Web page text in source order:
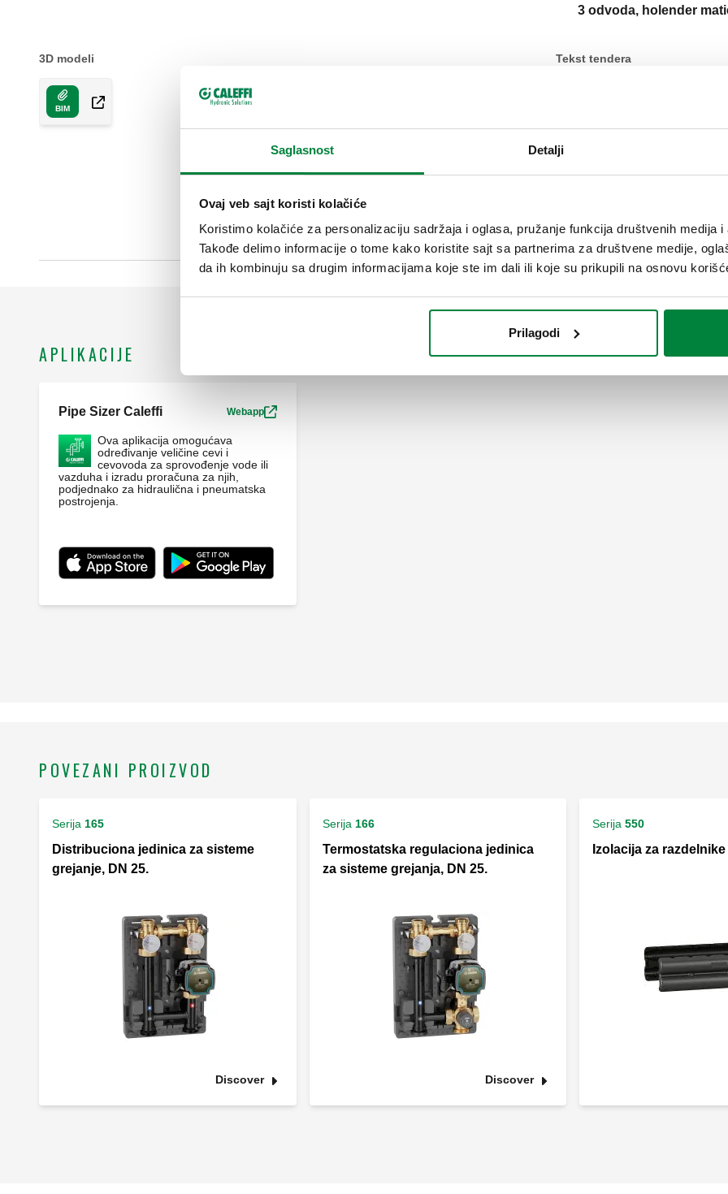
Saglasnost Detalji
Ovaj veb sajt koristi kolačiće
Koristimo kolačiće za personalizaciju sadržaja i oglasa, pružanje funkcija društvenih medija i
Takođe delimo informacije o tome kako koristite sajt sa partnerima za društvene medije,
da ih kombinuju sa drugim informacijama koje ste im dali ili koje su prikupili na osnovu
Prilagodi
3 odvoda, holender
3D modeli
BIM
Tekst tendera
CALEFFI, 550030.
priključak: G 1 1/2" A (ISO
odvoda, holender matica.
temperature: 5–110 °C.
APLIKACIJE
Pipe Sizer Caleffi Webapp
Ova aplikacija omogućava
određivanje veličine cevi i
cevovoda za sprovođenje vode ili
vazduha i izradu proračuna za njih,
podjednako za hidraulična i pneumatska
postrojenja.
POVEZANI PROIZVOD
Serija 165
Distribuciona jedinica za sisteme
grejanje, DN 25.
Discover
Serija 166
Termostatska regulaciona jedinica
za sisteme grejanja, DN 25.
Discover
Serija 550
Izolacija za